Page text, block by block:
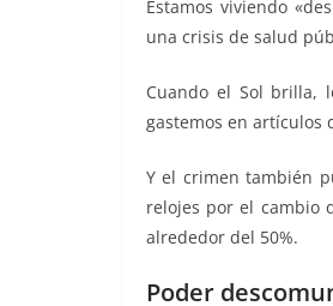
Estamos viviendo
una crisis de salud
Cuando el Sol brilla,
gastemos en artículos
Y el crimen también
relojes por el cambio
alrededor del 50%.
Poder